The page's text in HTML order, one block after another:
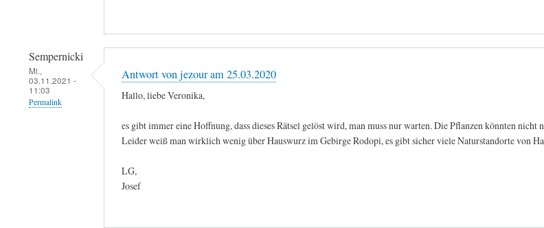
Sempernicki
Mi.,
03.11.2021 -
11:03
Permalink
Antwort von jezour am 25.03.2020
Hallo, liebe Veronika,
es gibt immer eine Hoffnung, dass dieses Rätsel gelöst wird, man muss nur warten. Die Pflanzen könnten
Leider weiß man wirklich wenig über Hauswurz im Gebirge Rodopi, es gibt sicher viele Naturstandorte von
LG,
Josef